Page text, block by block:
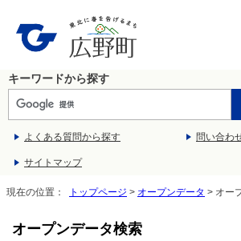
キーワードから探す
よくある質問から探す 問い合わ
サイトマップ
現在の位置： トップページ > オープンデータ > オー
オープンデータ検索